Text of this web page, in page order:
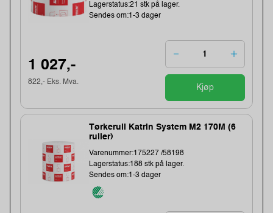
Lagerstatus:21 stk på lager.
Sendes om:1-3 dager
1 027,-
822,- Eks. Mva.
Kjøp
Tørkerull Katrin System M2 170M (6
ruller)
Varenummer:175227 /58198
Lagerstatus:188 stk på lager.
Sendes om:1-3 dager